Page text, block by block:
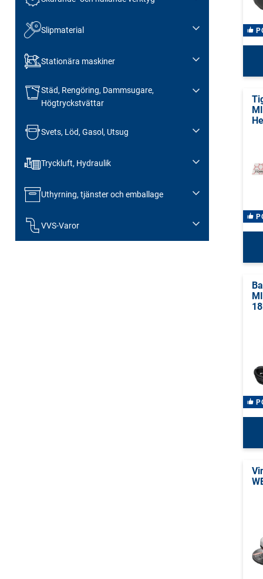
Slipmaterial
Stationära maskiner
Städ, Rengöring, Dammsugare,
Högtryckstvättar
Svets, Löd, Gasol, Utsug
Tryckluft, Hydraulik
Uthyrning, tjänster och emballage
VVS-Varor